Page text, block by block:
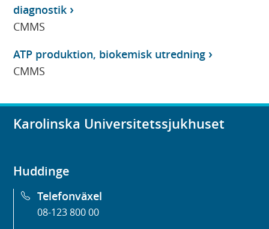
diagnostik
CMMS
ATP produktion, biokemisk utredning
CMMS
Karolinska Universitetssjukhuset
Huddinge
Telefonväxel
08-123 800 00